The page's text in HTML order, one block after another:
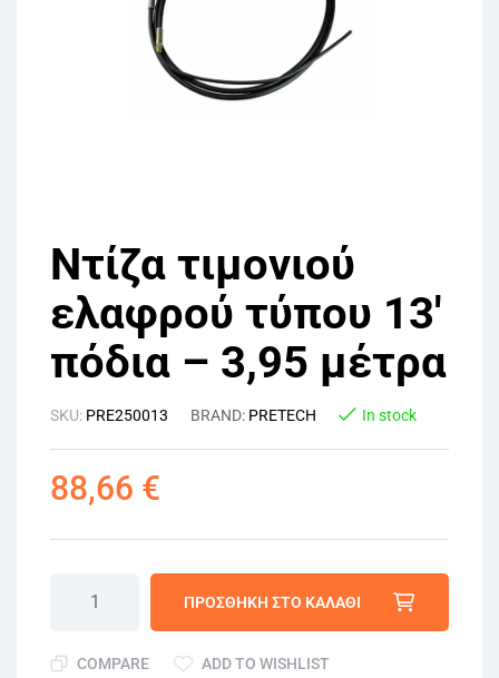
Ντίζα τιμονιού
ελαφρού τύπου 13′
πόδια – 3,95 μέτρα
SKU: PRE250013 BRAND: PRETECH In stock
88,66 €
ΠΡΟΣΘΉΚΗ ΣΤΟ ΚΑΛΆΘΙ
COMPARE ADD TO WISHLIST